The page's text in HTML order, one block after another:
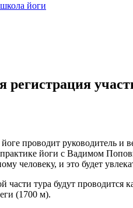
йоги
регистрация
проводит руководитель и
йоги с Вадимом
человеку, и это будет
части тура будут
(1700 м).